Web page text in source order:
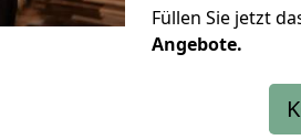
Füllen Sie jetzt
Angebote.